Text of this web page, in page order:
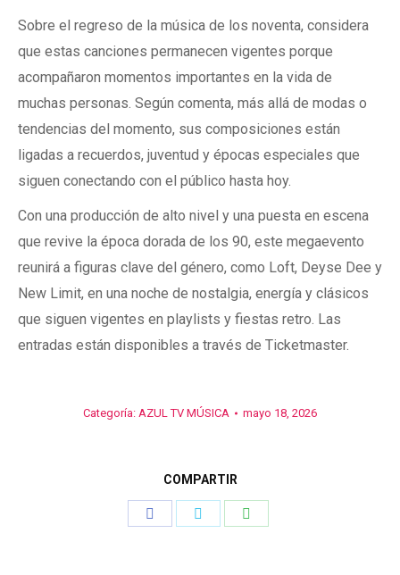
Sobre el regreso de la música de los noventa, considera
que estas canciones permanecen vigentes porque
acompañaron momentos importantes en la vida de
muchas personas. Según comenta, más allá de modas o
tendencias del momento, sus composiciones están
ligadas a recuerdos, juventud y épocas especiales que
siguen conectando con el público hasta hoy.
Con una producción de alto nivel y una puesta en escena
que revive la época dorada de los 90, este megaevento
reunirá a figuras clave del género, como Loft, Deyse Dee y
New Limit, en una noche de nostalgia, energía y clásicos
que siguen vigentes en playlists y fiestas retro. Las
entradas están disponibles a través de Ticketmaster.
Categoría: AZUL TV MÚSICA mayo 18, 2026
COMPARTIR